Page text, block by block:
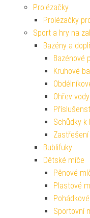
Prolézačky
Prolézačky
Sport a hry na
Bazény a
Bazénové
Kruhové
Ohřev
Schůdky k
Bublifuky
Dětské míče
Pěnové
Plastové
Sportovní